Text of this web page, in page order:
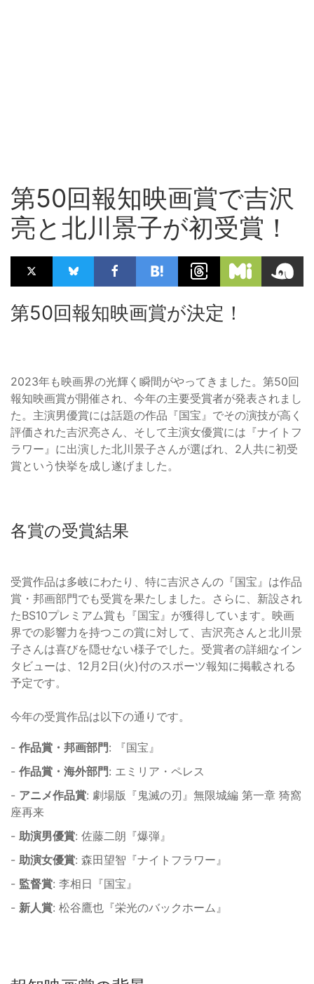
第50回報知映画賞で吉沢
亮と北川景子が初受賞！
第50回報知映画賞が決定！
2023年も映画界の光輝く瞬間がやってきました。第50回
報知映画賞が開催され、今年の主要受賞者が発表されまし
た。主演男優賞には話題の作品『国宝』でその演技が高く
評価された吉沢亮さん、そして主演女優賞には『ナイトフ
ラワー』に出演した北川景子さんが選ばれ、2人共に初受
賞という快挙を成し遂げました。
各賞の受賞結果
受賞作品は多岐にわたり、特に吉沢さんの『国宝』は作品
賞・邦画部門でも受賞を果たしました。さらに、新設され
たBS10プレミアム賞も『国宝』が獲得しています。映画
界での影響力を持つこの賞に対して、吉沢亮さんと北川景
子さんは喜びを隠せない様子でした。受賞者の詳細なイン
タビューは、12月2日(火)付のスポーツ報知に掲載される
予定です。
今年の受賞作品は以下の通りです。
- 作品賞・邦画部門: 『国宝』
- 作品賞・海外部門: エミリア・ペレス
- アニメ作品賞: 劇場版『鬼滅の刃』無限城編 第一章 猗窩
座再来
- 助演男優賞: 佐藤二朗『爆弾』
- 助演女優賞: 森田望智『ナイトフラワー』
- 監督賞: 李相日『国宝』
- 新人賞: 松谷鷹也『栄光のバックホーム』